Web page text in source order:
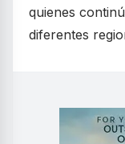
quienes
diferentes